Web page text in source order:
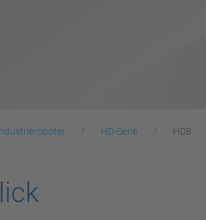
HD-Serie HD8